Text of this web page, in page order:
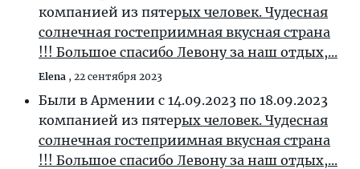
компанией из пятерых человек. Чудесная
солнечная гостеприимная вкусная страна
!!! Большое спасибо Левону за наш отдых,...
Elena , 22 сентября 2023
Были в Армении с 14.09.2023 по 18.09.2023
компанией из пятерых человек. Чудесная
солнечная гостеприимная вкусная страна
!!! Большое спасибо Левону за наш отдых,...